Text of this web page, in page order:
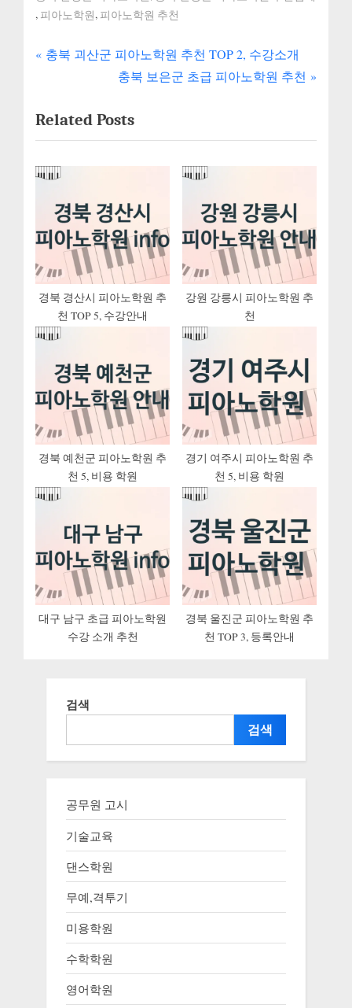
, 피아노학원, 피아노학원 추천
글
비
션
P
v
i
o
u
P
o
s
t
충북 괴산군 피아노학원 추천 TOP 2, 수강소개
N
x
t
P
s
t
:
충북 보은군 초급 피아노학원 추천
Related Posts
경북 경산시 피아노학원 추
천 TOP 5, 수강안내
강원 강릉시 피아노학원 추
천
경북 예천군 피아노학원 추
천 5, 비용 학원
경기 여주시 피아노학원 추
천 5, 비용 학원
대구 남구 초급 피아노학원
수강 소개 추천
경북 울진군 피아노학원 추
천 TOP 3, 등록안내
검색
검색
공무원 고시
기술교육
댄스학원
무예,격투기
미용학원
수학학원
영어학원